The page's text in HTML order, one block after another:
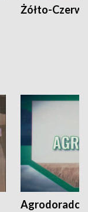
Żółto-
Agrodoradcy